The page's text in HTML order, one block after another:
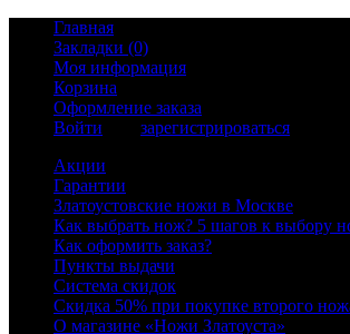
Главная
Закладки (0)
Моя информация
Корзина
Оформление заказа
Войти
зарегистрироваться
Акции
Гарантии
Златоустовские ножи в Москве
Как выбрать нож? 5 шагов к выбору
Как оформить заказ?
Пункты выдачи
Система скидок
Скидка 50% при покупке второго
О магазине «Ножи Златоуста»